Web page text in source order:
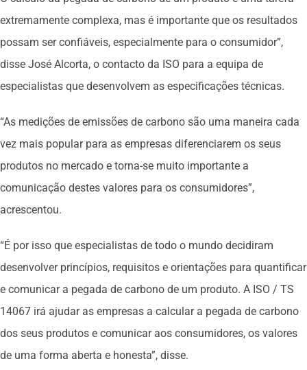
extremamente complexa, mas é importante que os resultados
possam ser confiáveis, especialmente para o consumidor”,
disse José Alcorta, o contacto da ISO para a equipa de
especialistas que desenvolvem as especificações técnicas.
“As medições de emissões de carbono são uma maneira cada
vez mais popular para as empresas diferenciarem os seus
produtos no mercado e torna-se muito importante a
comunicação destes valores para os consumidores”,
acrescentou.
“É por isso que especialistas de todo o mundo decidiram
desenvolver princípios, requisitos e orientações para quantificar
e comunicar a pegada de carbono de um produto. A ISO / TS
14067 irá ajudar as empresas a calcular a pegada de carbono
dos seus produtos e comunicar aos consumidores, os valores
de uma forma aberta e honesta”, disse.